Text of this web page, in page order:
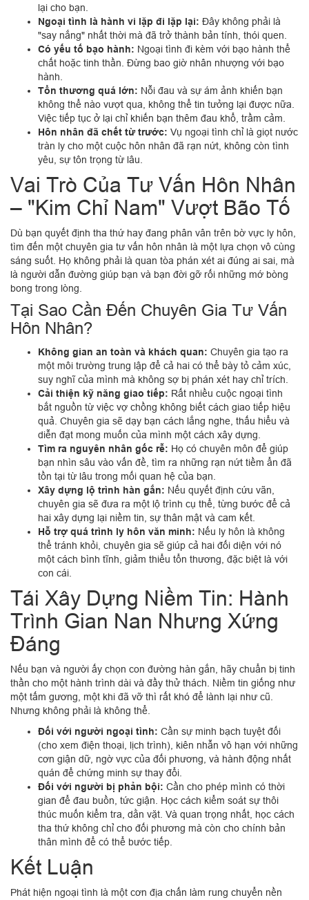
lại cho bạn.
Ngoại tình là hành vi lặp đi lặp lại: Đây không phải là
"say nắng" nhất thời mà đã trở thành bản tính, thói quen.
Có yếu tố bạo hành: Ngoại tình đi kèm với bạo hành thể
chất hoặc tinh thần. Đừng bao giờ nhân nhượng với bạo
hành.
Tổn thương quá lớn: Nỗi đau và sự ám ảnh khiến bạn
không thể nào vượt qua, không thể tin tưởng lại được nữa.
Việc tiếp tục ở lại chỉ khiến bạn thêm đau khổ, trầm cảm.
Hôn nhân đã chết từ trước: Vụ ngoại tình chỉ là giọt nước
tràn ly cho một cuộc hôn nhân đã rạn nứt, không còn tình
yêu, sự tôn trọng từ lâu.
Vai Trò Của Tư Vấn Hôn Nhân
– "Kim Chỉ Nam" Vượt Bão Tố
Dù bạn quyết định tha thứ hay đang phân vân trên bờ vực ly hôn,
tìm đến một chuyên gia tư vấn hôn nhân là một lựa chọn vô cùng
sáng suốt. Họ không phải là quan tòa phán xét ai đúng ai sai, mà
là người dẫn đường giúp bạn và bạn đời gỡ rối những mớ bòng
bong trong lòng.
Tại Sao Cần Đến Chuyên Gia Tư Vấn
Hôn Nhân?
Không gian an toàn và khách quan: Chuyên gia tạo ra
một môi trường trung lập để cả hai có thể bày tỏ cảm xúc,
suy nghĩ của mình mà không sợ bị phán xét hay chỉ trích.
Cải thiện kỹ năng giao tiếp: Rất nhiều cuộc ngoại tình
bắt nguồn từ việc vợ chồng không biết cách giao tiếp hiệu
quả. Chuyên gia sẽ dạy bạn cách lắng nghe, thấu hiểu và
diễn đạt mong muốn của mình một cách xây dựng.
Tìm ra nguyên nhân gốc rễ: Họ có chuyên môn để giúp
bạn nhìn sâu vào vấn đề, tìm ra những rạn nứt tiềm ẩn đã
tồn tại từ lâu trong mối quan hệ của bạn.
Xây dựng lộ trình hàn gắn: Nếu quyết định cứu vãn,
chuyên gia sẽ đưa ra một lộ trình cụ thể, từng bước để cả
hai xây dựng lại niềm tin, sự thân mật và cam kết.
Hỗ trợ quá trình ly hôn văn minh: Nếu ly hôn là không
thể tránh khỏi, chuyên gia sẽ giúp cả hai đối diện với nó
một cách bình tĩnh, giảm thiểu tổn thương, đặc biệt là với
con cái.
Tái Xây Dựng Niềm Tin: Hành
Trình Gian Nan Nhưng Xứng
Đáng
Nếu bạn và người ấy chọn con đường hàn gắn, hãy chuẩn bị tinh
thần cho một hành trình dài và đầy thử thách. Niềm tin giống như
một tấm gương, một khi đã vỡ thì rất khó để lành lại như cũ.
Nhưng không phải là không thể.
Đối với người ngoại tình: Cần sự minh bạch tuyệt đối
(cho xem điện thoại, lịch trình), kiên nhẫn vô hạn với những
cơn giận dữ, ngờ vực của đối phương, và hành động nhất
quán để chứng minh sự thay đổi.
Đối với người bị phản bội: Cần cho phép mình có thời
gian để đau buồn, tức giận. Học cách kiểm soát sự thôi
thúc muốn kiểm tra, dằn vặt. Và quan trọng nhất, học cách
tha thứ không chỉ cho đối phương mà còn cho chính bản
thân mình để có thể bước tiếp.
Kết Luận
Phát hiện ngoại tình là một cơn địa chấn làm rung chuyển nền